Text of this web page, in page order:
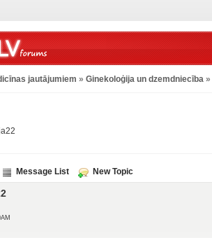
jautājumiem » Ginekoloģija un dzemdniecība »
Message List New Topic